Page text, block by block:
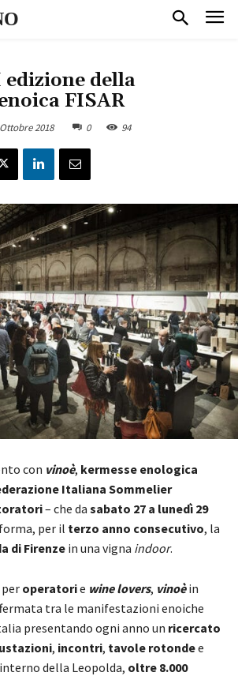
della
FISAR
2018 0 94
con vinoè, kermesse enologica
Italiana Sommelier
– che da sabato 27 a lunedì 29
per il terzo anno consecutivo, la
di Firenze in una vigna indoor.
per operatorie wine lovers, vinoèin
tra le manifestazioni enoiche
presentando ogni anno un ricercato
, incontri, tavole rotondee
della Leopolda, oltre 8.000